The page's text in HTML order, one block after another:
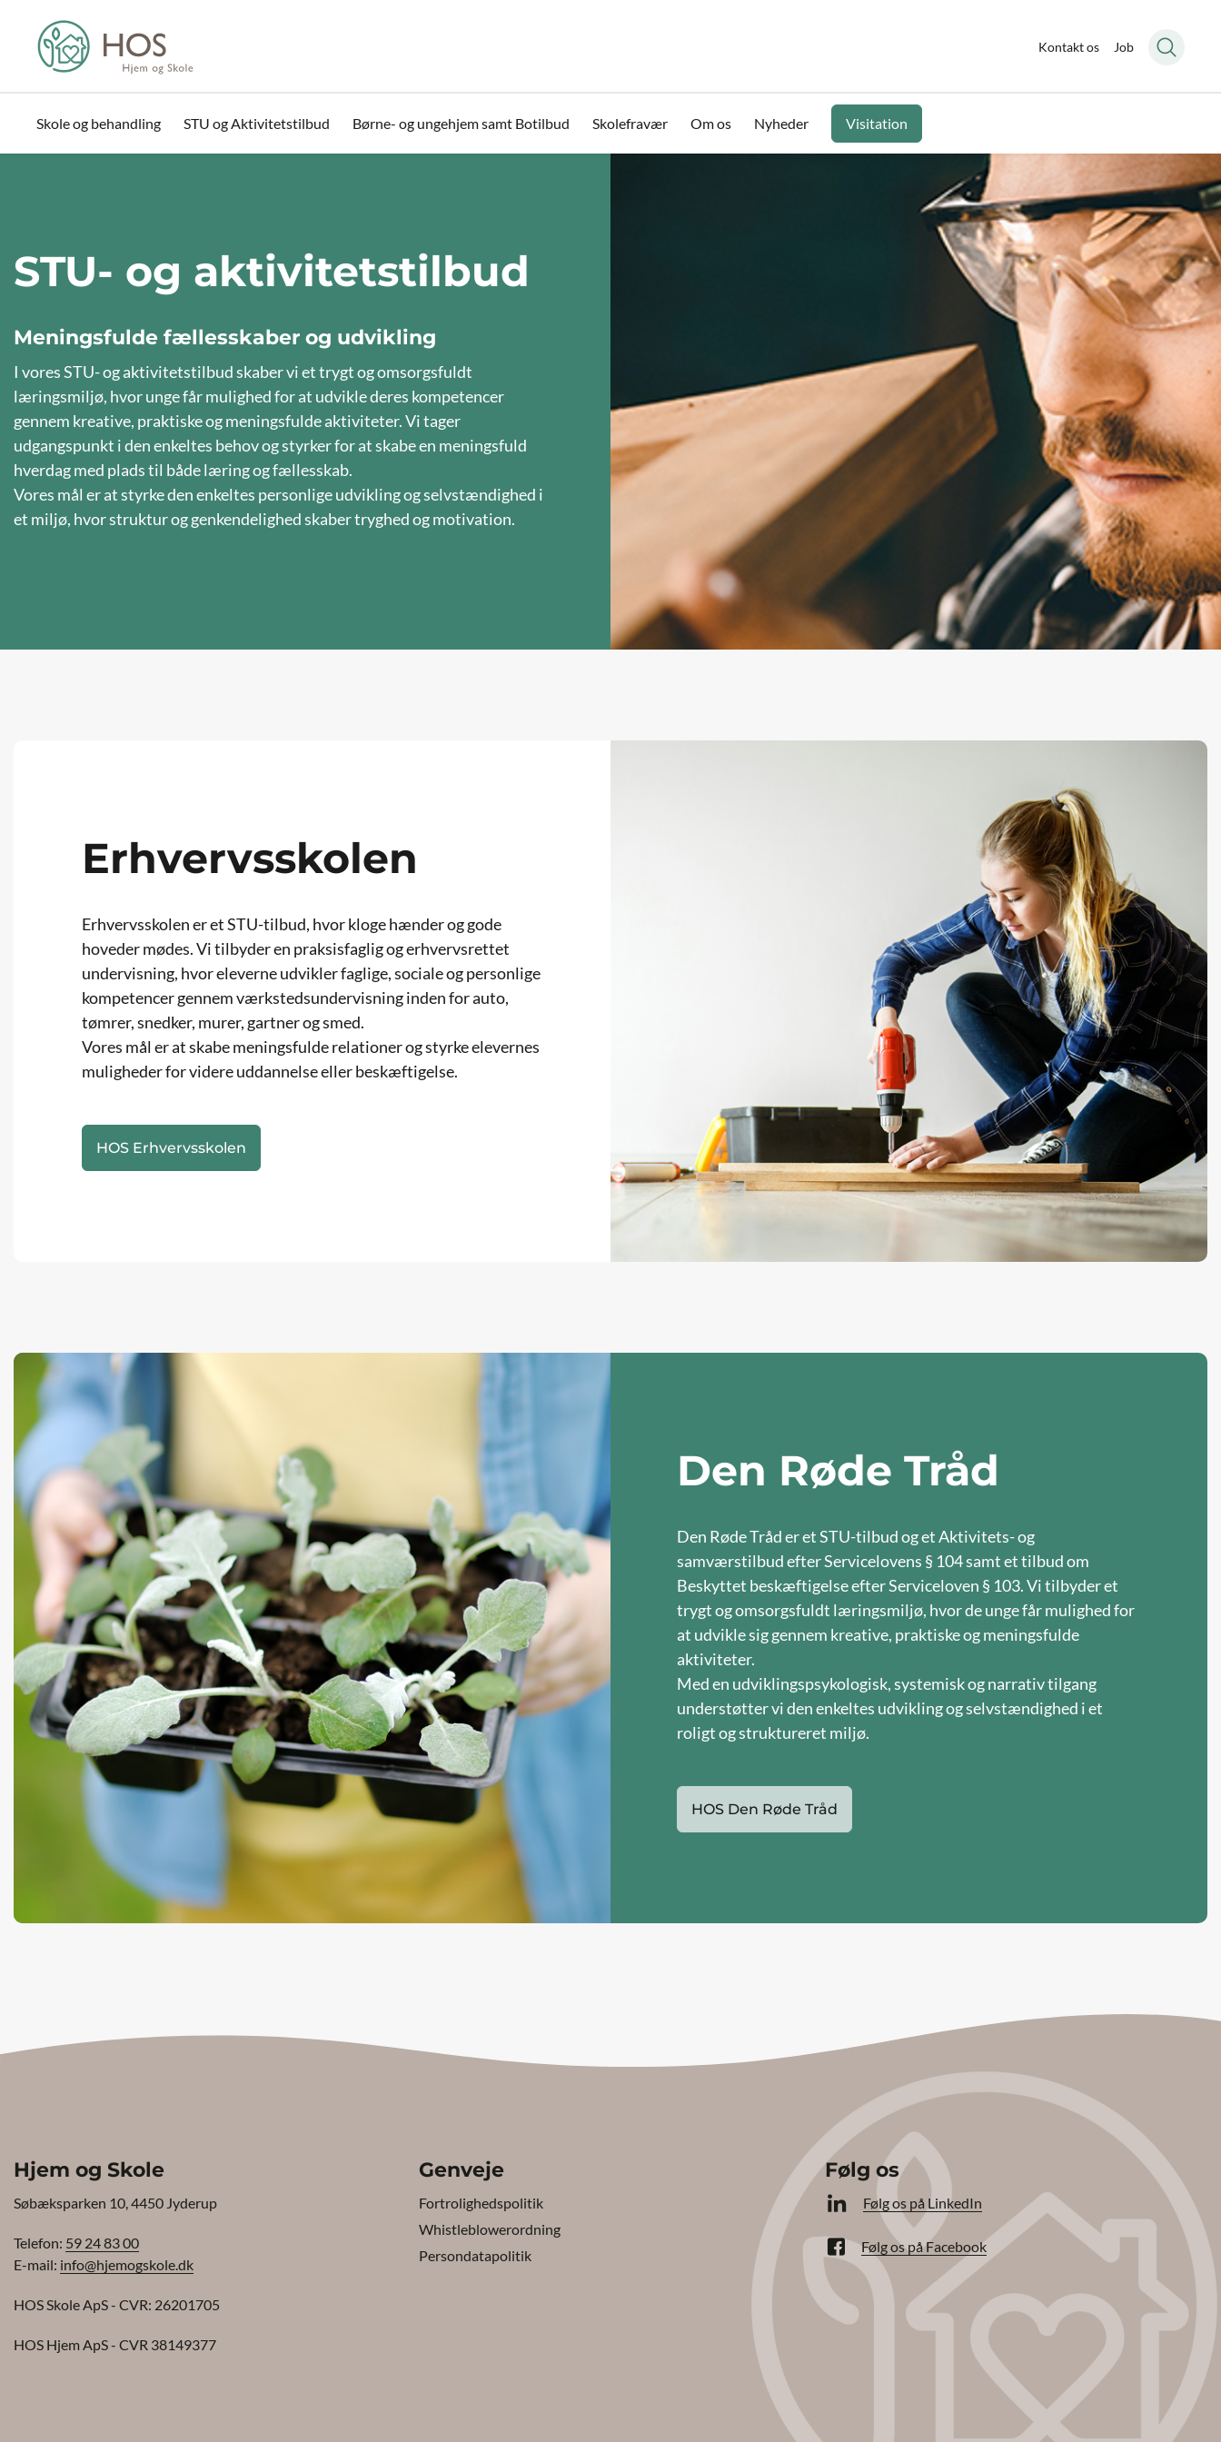
Kontakt os Job
Skole og behandling STU og Aktivitetstilbud Børne- og ungehjem samt Botilbud Skolefravær Om os Nyheder Visitation
STU- og aktivitetstilbud
Meningsfulde fællesskaber og udvikling
I vores STU- og aktivitetstilbud skaber vi et trygt og omsorgsfuldt
læringsmiljø, hvor unge får mulighed for at udvikle deres kompetencer
gennem kreative, praktiske og meningsfulde aktiviteter. Vi tager
udgangspunkt i den enkeltes behov og styrker for at skabe en meningsfuld
hverdag med plads til både læring og fællesskab.
Vores mål er at styrke den enkeltes personlige udvikling og selvstændighed i
et miljø, hvor struktur og genkendelighed skaber tryghed og motivation.
Erhvervsskolen
Erhvervsskolen er et STU-tilbud, hvor kloge hænder og gode
hoveder mødes. Vi tilbyder en praksisfaglig og erhvervsrettet
undervisning, hvor eleverne udvikler faglige, sociale og personlige
kompetencer gennem værkstedsundervisning inden for auto,
tømrer, snedker, murer, gartner og smed.
Vores mål er at skabe meningsfulde relationer og styrke elevernes
muligheder for videre uddannelse eller beskæftigelse.
HOS Erhvervsskolen
Den Røde Tråd
Den Røde Tråd er et STU-tilbud og et Aktivitets- og
samværstilbud efter Servicelovens § 104 samt et tilbud om
Beskyttet beskæftigelse efter Serviceloven § 103. Vi tilbyder et
trygt og omsorgsfuldt læringsmiljø, hvor de unge får mulighed for
at udvikle sig gennem kreative, praktiske og meningsfulde
aktiviteter.
Med en udviklingspsykologisk, systemisk og narrativ tilgang
understøtter vi den enkeltes udvikling og selvstændighed i et
roligt og struktureret miljø.
HOS Den Røde Tråd
Hjem og Skole
Søbæksparken 10, 4450 Jyderup
Telefon: 59 24 83 00
E-mail: info@hjemogskole.dk
HOS Skole ApS - CVR: 26201705
HOS Hjem ApS - CVR 38149377
Genveje
Fortrolighedspolitik
Whistleblowerordning
Persondatapolitik
Følg os
Følg os på LinkedIn
Følg os på Facebook